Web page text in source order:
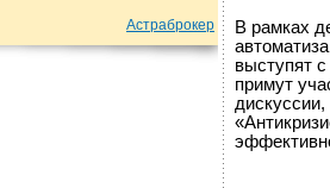
Астраброкер
В рамках
выступят
примут